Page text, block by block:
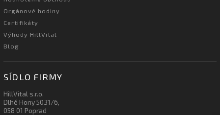
Orgánové hodiny
Certifikáty
Výhody HillVital
Blog
SÍDLO FIRMY
HillVital s.r.o.
Dlhé Hony 5031/6,
058 01 Poprad